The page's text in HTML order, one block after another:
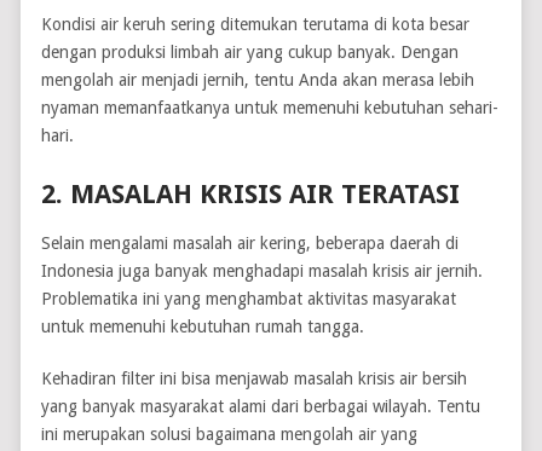
Kondisi air keruh sering ditemukan terutama di kota besar
dengan produksi limbah air yang cukup banyak. Dengan
mengolah air menjadi jernih, tentu Anda akan merasa lebih
nyaman memanfaatkanya untuk memenuhi kebutuhan sehari-
hari.
2. MASALAH KRISIS AIR TERATASI
Selain mengalami masalah air kering, beberapa daerah di
Indonesia juga banyak menghadapi masalah krisis air jernih.
Problematika ini yang menghambat aktivitas masyarakat
untuk memenuhi kebutuhan rumah tangga.
Kehadiran filter ini bisa menjawab masalah krisis air bersih
yang banyak masyarakat alami dari berbagai wilayah. Tentu
ini merupakan solusi bagaimana mengolah air yang